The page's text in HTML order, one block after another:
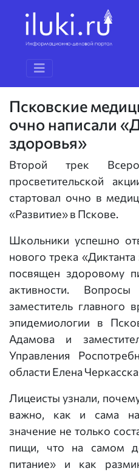
Псковские
очно написали
здоровья»
Второй трек
просветительской
стартовал очно в
«Развитие» в Пскове.
Школьники успешно
нового трека
посвящен здоровому
активности.
заместитель главного
эпидемиологии в
Адамова и
Управления
области Елена
Лицеисты узнали,
важно, как и сама
значение не только
пищи, что на самом
питание» и как